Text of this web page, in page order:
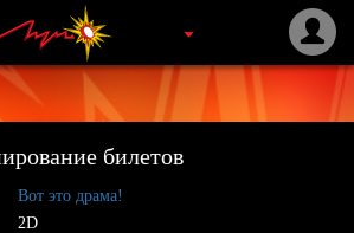
билетов
Вот это драма!
2D